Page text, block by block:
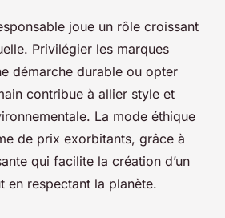
joue un rôle croissant
Privilégier les marques
démarche durable ou opter
contribue à allier style et
La mode éthique
de prix exorbitants, grâce à
qui facilite la création d’un
en respectant la planète.